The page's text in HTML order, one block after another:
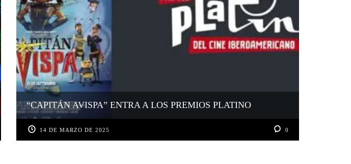
“CAPITÁN AVISPA” ENTRA A LOS PREMIOS PLATINO
14 DE MARZO DE 2025 0